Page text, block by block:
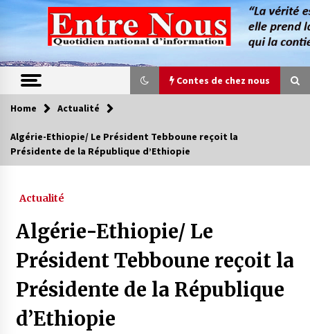
content
Contes de chez nous
Contes de chez nous
Quand la mère n’est plus là (17e partie)
Magie de sorcier
4 ans ago
Oum el Gaïla / L’ogresse du M’zab
4 ans ago
Home Actualité
Algérie-Ethiopie/ Le Président Tebboune reçoit la
Présidente de la République d’Ethiopie
Actualité
Algérie-Ethiopie/ Le
Président Tebboune reçoit la
Présidente de la République
d’Ethiopie